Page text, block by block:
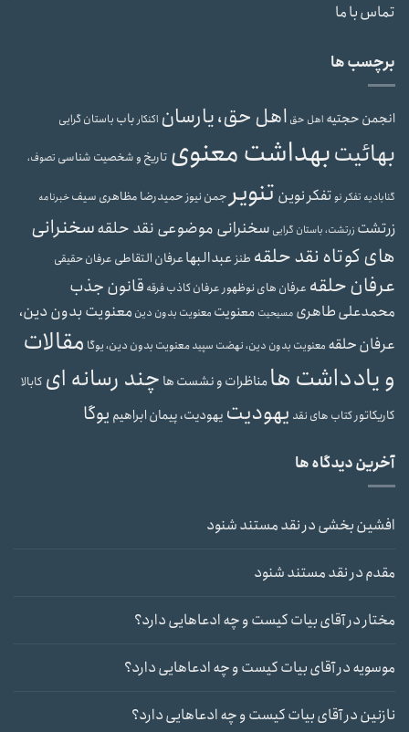
تماس با ما
برچسب ها
انجمن حجتیه اهل حق اهل حق، یارسان اکنکارباب باستان گرایی
بهائیتبهداشت معنوی تاریخ و شخصیت شناسی تصوف،
گنابادیه تفکر نوتفکر نوین تنویر جمن نیوزحمیدرضا مظاهری سیفخبرنامه
زرتشت زرتشت، باستان گرایی سخنرانی موضوعی نقد حلقهسخنرانی
های کوتاه نقد حلقه طنزعبدالبهاعرفان التقاطی عرفان حقیقی
عرفان حلقه عرفان های نوظهورعرفان کاذبفرقه قانون جذب
محمدعلی طاهری مسیحیت معنویت معنویت بدون دین معنویت بدون دین،
عرفان حلقه معنویت بدون دین، نهضت سپیدمعنویت بدون دین، یوگا مقالات
و یادداشت هامناظرات و نشست ها چند رسانه ای کابالا
کاریکاتورکتاب های نقد یهودیت یهودیت، پیمان ابراهیم یوگا
آخرین دیدگاه ها
افشین بخشیدرنقد مستند شنود
مقدمدرنقد مستند شنود
مختاردرآقای بیات کیست و چه ادعاهایی دارد؟
موسویهدرآقای بیات کیست و چه ادعاهایی دارد؟
نازنیندرآقای بیات کیست و چه ادعاهایی دارد؟